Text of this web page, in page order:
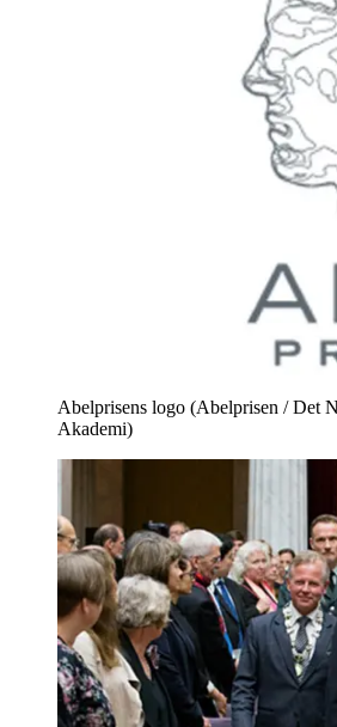
Abelprisens logo (Abelprisen / Det
Akademi)